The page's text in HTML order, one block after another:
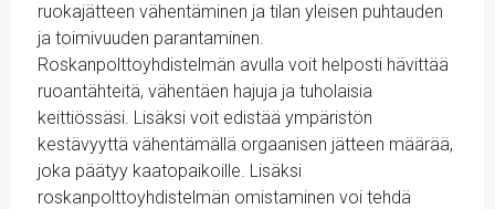
ruokajätteen vähentäminen ja tilan yleisen puhtauden
ja toimivuuden parantaminen.
Roskanpolttoyhdistelmän avulla voit helposti hävittää
ruoantähteitä, vähentäen hajuja ja tuholaisia
keittiössäsi. Lisäksi voit edistää ympäristön
kestävyyttä vähentämällä orgaanisen jätteen määrää,
joka päätyy kaatopaikoille. Lisäksi
roskanpolttoyhdistelmän omistaminen voi tehdä